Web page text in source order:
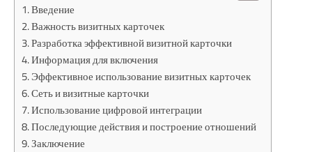
Введение
Важность визитных карточек
Разработка эффективной визитной карточки
Информация для включения
Эффективное использование визитных карточек
Сеть и визитные карточки
Использование цифровой интеграции
Последующие действия и построение отношений
Заключение